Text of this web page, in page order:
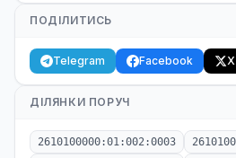
ПОДІЛИТИСЬ
Telegram Facebook X
ДІЛЯНКИ ПОРУЧ
2610100000:01:002:0003